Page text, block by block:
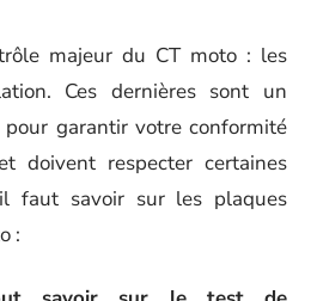
majeur du CT moto : les
Ces dernières sont un
garantir votre conformité
doivent respecter certaines
faut savoir sur les plaques
: